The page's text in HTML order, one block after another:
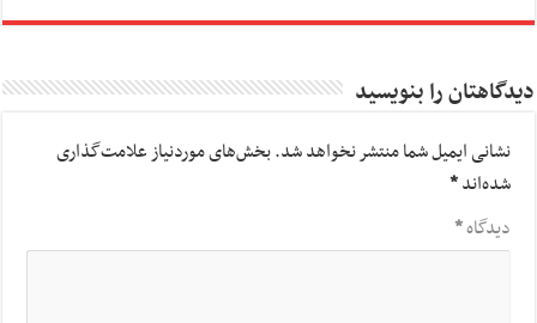
دیدگاهتان را بنویسید
نشانی ایمیل شما منتشر نخواهد شد.بخش‌های موردنیاز علامت‌گذاری
شده‌اند*
دیدگاه*